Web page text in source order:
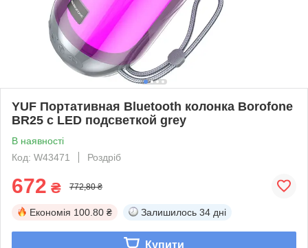
YUF Портативная Bluetooth колонка Borofone
BR25 с LED подсветкой grey
В наявності
Код: W43471
Роздріб
672 ₴ 772,80 ₴
Економія 100.80 ₴ Залишилось 34 дні
Купити